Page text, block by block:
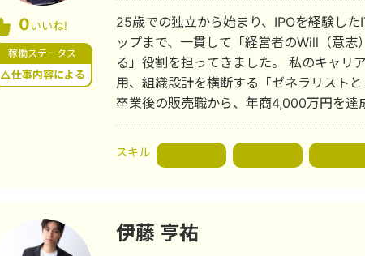
0いいね!
稼働ステータス
△仕事内容による
25歳での独立から始まり、IPOを経験し
ップまで、一貫して「経営者のWill（意
る」役割を担ってきました。 私のキャリアの核は、マーケティング、営業、採
用、組織設計を横断する「ゼネラリスト
卒業後の販売職から、年商4,000万円を達
場（当時）を成し遂げた急成長ベンチャ
通じて、「個人の頑張りに依存しない、
身の介在価値として確立しました。 現在はAgentic HRスタートアップ企業の
ます。 現在はAgentic HRスタートアップの事業責任者として、AIと人間が共創
する「Human-in-the-Loop」モデルを採
スキル
伊藤 亨祐